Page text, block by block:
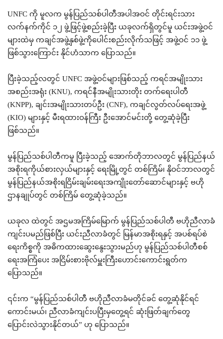
UNFC ကို မူလက မွန်ပြည်သစ်ပါတီအပါအဝင် တိုင်းရင်းသား
လက်နက်ကိုင် ၁၂ ဖွဲ့ဖြင့်ဖွဲ့စည်းခဲ့ပြီး ယခုလက်ရှိတွင်မူ ယင်းအဖွဲ့ဝင်
များထဲမှ ကချင်အဖွဲ့နှစ်ဖွဲ့ကိုပေါင်းစည်းလိုက်သဖြင့် အဖွဲ့ဝင် ၁၁ ဖွဲ့
ဖြစ်သွားကြောင်း နိုင်ဟံသာက ပြောသည်။
ပြီးခဲ့သည့်လတွင် UNFC အဖွဲ့ဝင်များဖြစ်သည့် ကရင်အမျိုးသား
အစည်းအရုံး (KNU), ကရင်နီအမျိုးသားတိုး တက်ရေးပါတီ
(KNPP), ချင်းအမျိုးသားတပ်ဦး (CNF), ကချင်လွတ်လပ်ရေးအဖွဲ့
(KIO) များနှင့် မီးရထားဝန်ကြီး ဦးအောင်မင်းတို့ တွေ့ဆုံခဲ့ပြီး
ဖြစ်သည်။
မွန်ပြည်သစ်ပါတီကမူ ပြီးခဲ့သည့် အောက်တိုဘာလတွင် မွန်ပြည်နယ်
အစိုးရကိုယ်စားလှယ်များနှင့် ရေးမြို့တွင် တစ်ကြိမ်၊ နိုဝင်ဘာလတွင်
မွန်ပြည်နယ်အစိုးရငြိမ်းချမ်းရေးအကျိုးတော်ဆောင်များနှင့် ဗဟို
ဌာနချုပ်တွင် တစ်ကြိမ် တွေ့ဆုံခဲ့သည်။
ယခုလ ထဲတွင် အဌမအကြိမ်မြောက် မွန်ပြည်သစ်ပါတီ ဗဟိုညီလာခံ
ကျင်းပမည်ဖြစ်ပြီး ယင်းညီလာခံတွင် မြန်မာအစိုးရနှင့် အပစ်ရပ်စဲ
ရေးကိစ္စကို အဓိကထားဆွေးနွေးသွားမည်ဟု မွန်ပြည်သစ်ပါတီစစ်
ရေးအကြံပေး အငြိမ်းစားဗိုလ်မှူးကြီးဟောင်းကောင်းရွတ်က
ပြောသည်။
၎င်းက “မွန်ပြည်သစ်ပါတီ ဗဟိုညီလာခံမတိုင်ခင် တွေ့ဆုံနိုင်ရင်
ကောင်းမယ်၊ ညီလာခံကျင်းပပြီးမှတွေ့ရင် ဆုံးဖြတ်ချက်တွေ
ပြောင်းလဲသွားနိုင်တယ်” ဟု ပြောသည်။